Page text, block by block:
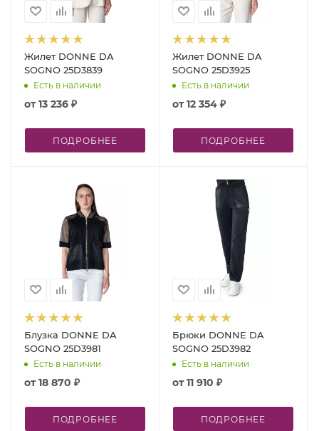
Жилет DONNE DA
SOGNO 25D3839
Есть в наличии
от13 236 ₽
ПОДРОБНЕЕ
Жилет DONNE DA
SOGNO 25D3925
Есть в наличии
от12 354 ₽
ПОДРОБНЕЕ
Блузка DONNE DA
SOGNO 25D3981
Есть в наличии
от18 870 ₽
ПОДРОБНЕЕ
Брюки DONNE DA
SOGNO 25D3982
Есть в наличии
от11 910 ₽
ПОДРОБНЕЕ